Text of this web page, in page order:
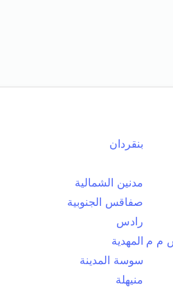
بنقردان
مدنين الشمالية
صفاقس الجنوبية
رادس
المهدية
سوسة المدينة
منيهلة